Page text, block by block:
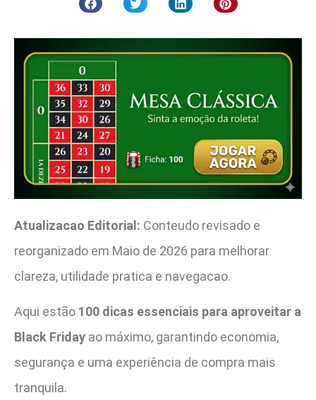
Atualizacao Editorial: Conteudo revisado e
reorganizado em Maio de 2026 para melhorar
clareza, utilidade pratica e navegacao.
Aqui estão 100 dicas essenciais para aproveitar a
Black Friday ao máximo, garantindo economia,
segurança e uma experiência de compra mais
tranquila.